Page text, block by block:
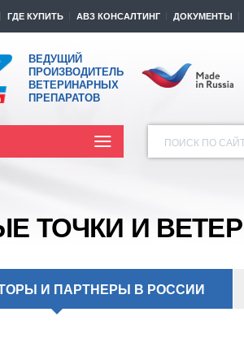
ГДЕ КУПИТЬ АВЗ КОНСАЛТИНГ ДОКУМЕНТЫ
ВЕДУЩИЙ
ПРОИЗВОДИТЕЛЬ
ВЕТЕРИНАРНЫХ
ПРЕПАРАТОВ
ПОИСК ПО
ТОЧКИ И
И ПАРТНЕРЫ В РОССИИ